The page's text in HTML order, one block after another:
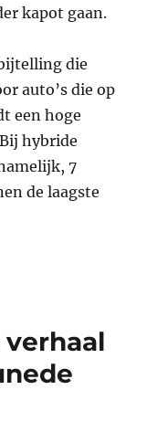
kapot gaan.
die
auto’s die op
een hoge
hybride
7
de laagste